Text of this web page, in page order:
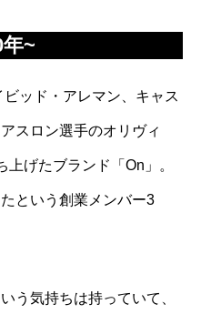
~
ッド・アレマン、キャス
スロン選手のオリヴィ
げたブランド「On」。
という創業メンバー3
う気持ちは持っていて、